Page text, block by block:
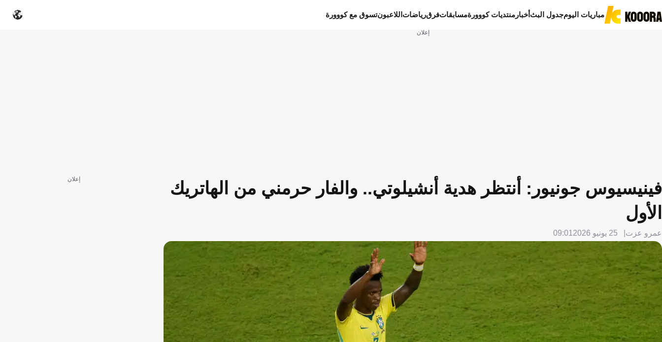
مباريات اليومجدول البثأخبار منتديات كووورةمسابقاتفرقرياضات اللاعبونتسوق مع كووورة
إعلان
فينيسيوس جونيور: أنتظر هدية أنشيلوتي.. والفار حرمني من الهاتريك
الأول
عمرو عزت 25 يونيو 2026 09:01
إعلان